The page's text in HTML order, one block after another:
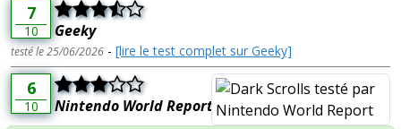
7
10 Geeky
testé le 25/06/2026 - [lire le test complet sur Geeky]
6
10 Nintendo World Report